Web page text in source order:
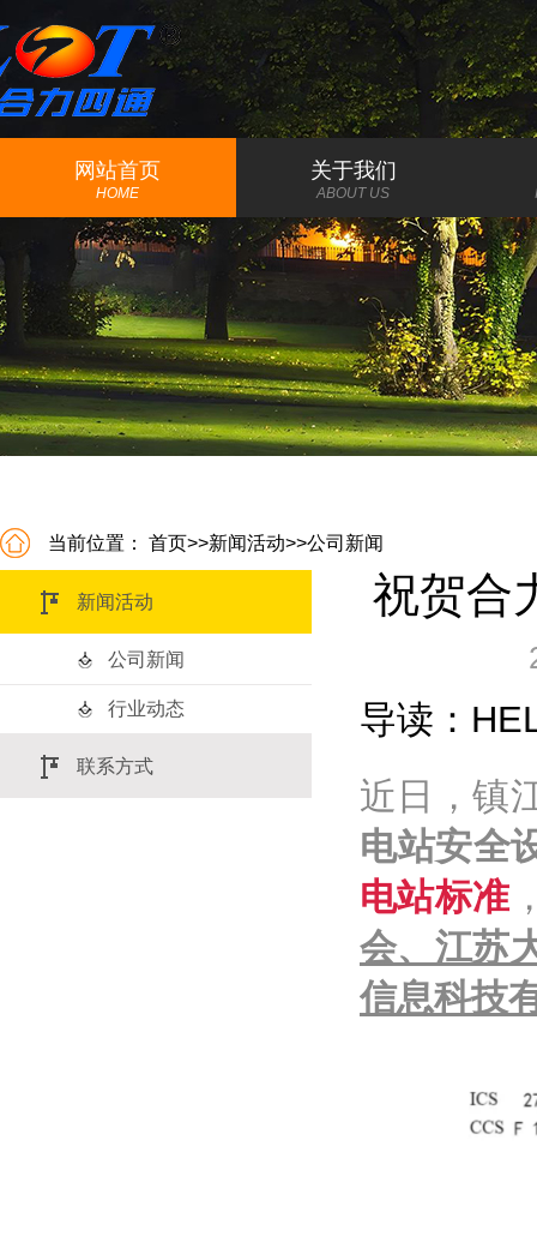
网站首页
HOME
关于我们
ABOUT US
当前位置： 首页>>新闻活动>>公司新闻
新闻活动
公司新闻
行业动态
联系方式
祝贺合
导读：
近日，镇
电站安全
电站标准
会、江苏
信息科技